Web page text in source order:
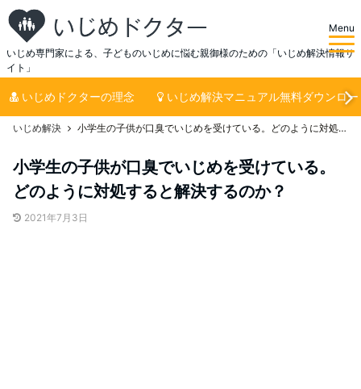
いじめ専門家による、子どものいじめに悩む親御様のための「いじめ解決情報サ
イト」
Menu
いじめドクターの理念 いじめ解決マニュアル無料ダウンロー
いじめ解決 小学生の子供が口臭でいじめを受けている。どのように対処すると解決するのか？
小学生の子供が口臭でいじめを受けている。
どのように対処すると解決するのか？
2021年7月3日